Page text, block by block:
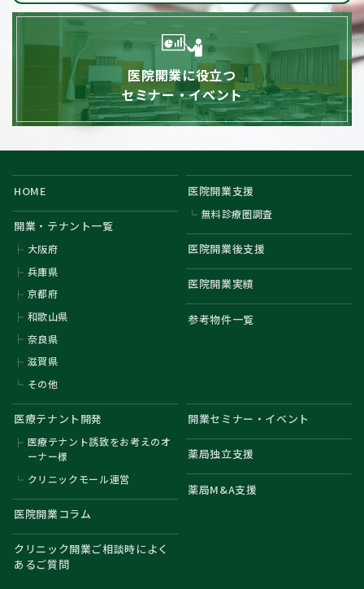
医院開業に役立つ
セミナー・イベント
HOME
開業・テナント一覧
大阪府
兵庫県
京都府
和歌山県
奈良県
滋賀県
その他
医院開業支援
無料診療圏調査
医院開業後支援
医院開業実績
参考物件一覧
医療テナント開発
医療テナント誘致をお考えのオ
ーナー様
クリニックモール運営
医院開業コラム
クリニック開業ご相談時によく
あるご質問
開業セミナー・イベント
薬局独立支援
薬局M&A支援